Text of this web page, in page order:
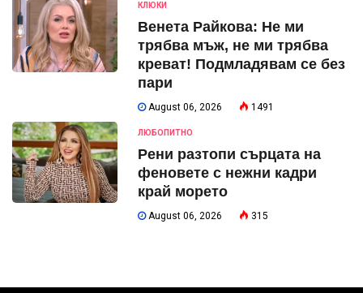
КЛЮКИ
Венета Райкова: Не ми
трябва мъж, не ми трябва
креват! Подмладявам се без
пари
August 06, 2026 1491
ЛЮБОПИТНО
Рени разтопи сърцата на
феновете с нежни кадри
край морето
August 06, 2026 315